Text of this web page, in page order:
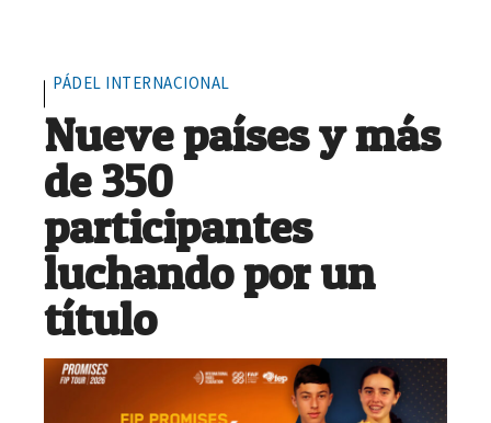
PÁDEL INTERNACIONAL
Nueve países y más
de 350
participantes
luchando por un
título